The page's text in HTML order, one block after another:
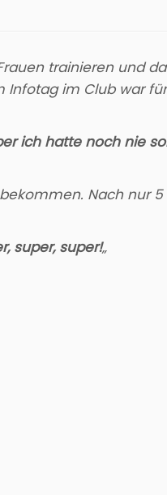
trainieren und
Infotag im Club war
ich hatte noch nie
Nach nur
super, super!„